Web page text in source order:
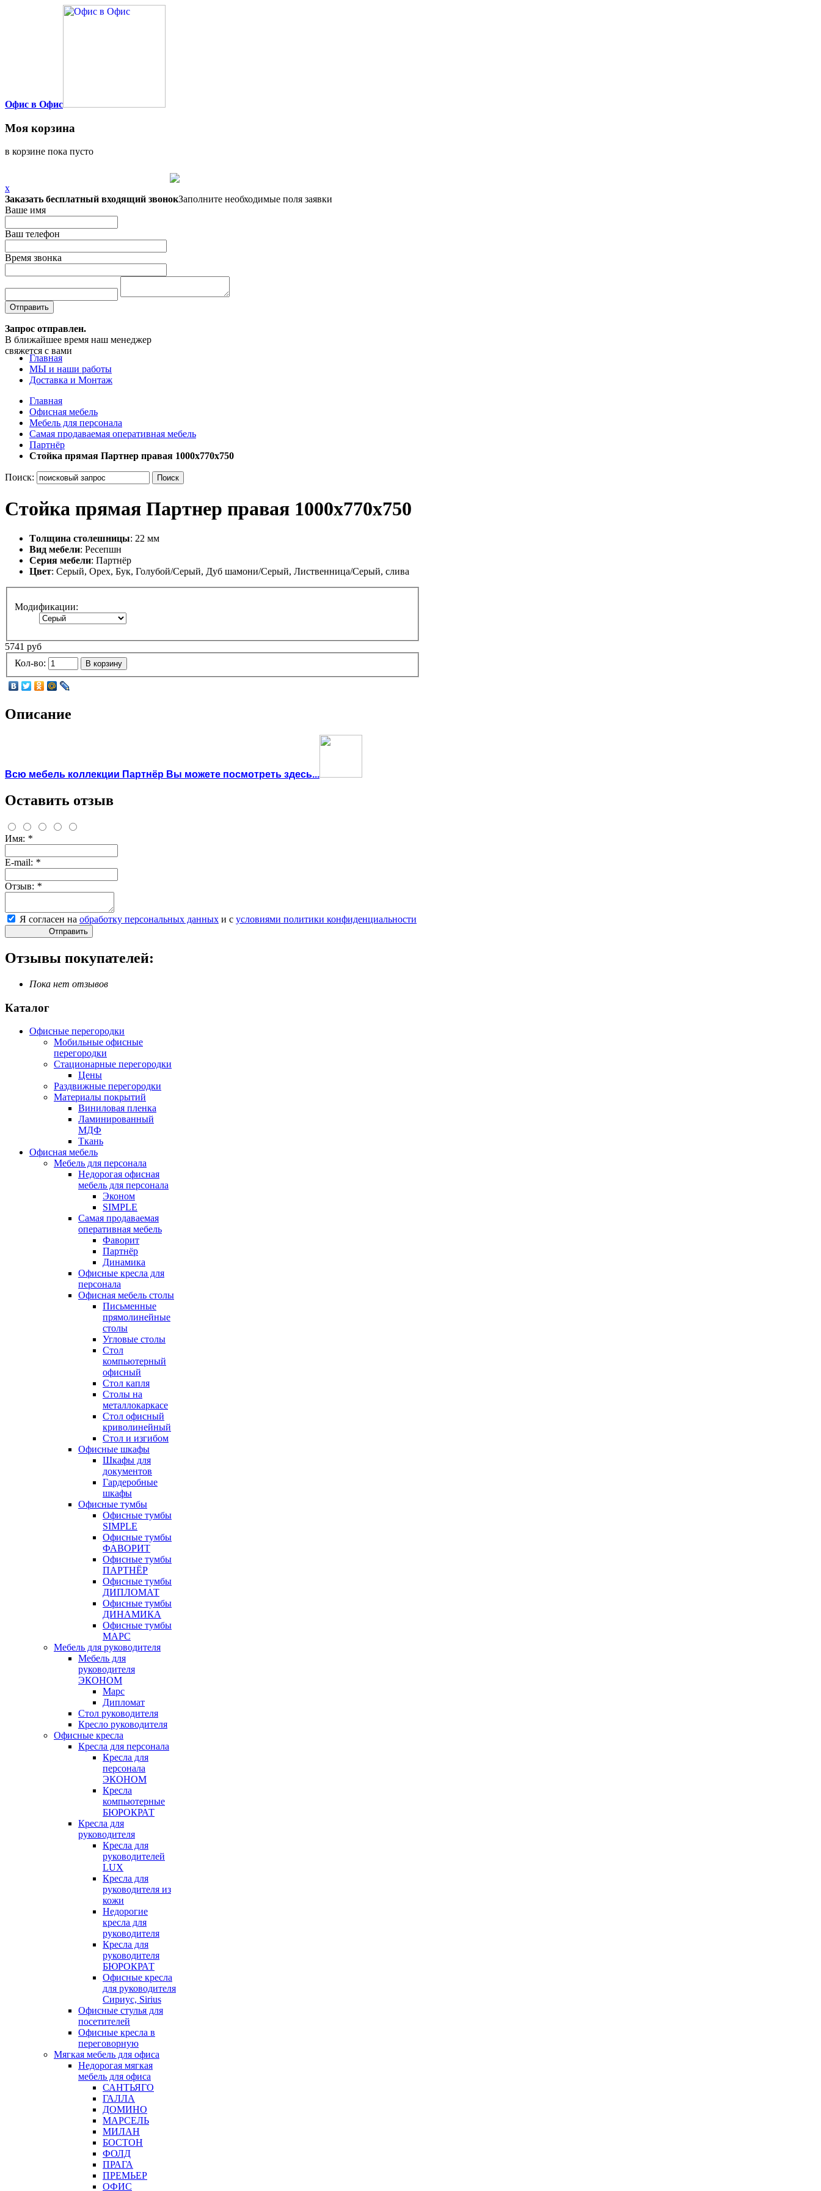
Офис в Офис
Моя корзина
в корзине пока пусто
x
Заказать бесплатный входящий звонокЗаполните необходимые поля заявки
Ваше имя
Ваш телефон
Время звонка
Отправить
Запрос отправлен.
В ближайшее время наш менеджер
свяжется с вами
Главная
МЫ и наши работы
Доставка и Монтаж
Главная
Офисная мебель
Мебель для персонала
Самая продаваемая оперативная мебель
Партнёр
Стойка прямая Партнер правая 1000х770х750
Поиск: Поиск
Стойка прямая Партнер правая 1000х770х750
Tолщина столешницы: 22 мм
Вид мебели: Ресепшн
Серия мебели: Партнёр
Цвет: Серый, Орех, Бук, Голубой/Серый, Дуб шамони/Серый, Лиственница/Серый, слива
Модификации:
5741 руб
Кол-во:
В корзину
Описание
Всю мебель коллекции Партнёр Вы можете посмотреть здесь...
Оставить отзыв
Имя: *
E-mail: *
Отзыв: *
Я согласен на обработку персональных данных и с условиями политики конфиденциальности
Отправить
Отзывы покупателей:
Пока нет отзывов
Каталог
Офисные перегородки
Мобильные офисные
перегородки
Стационарные перегородки
Цены
Раздвижные перегородки
Материалы покрытий
Виниловая пленка
Ламинированный
МДФ
Ткань
Офисная мебель
Мебель для персонала
Недорогая офисная
мебель для персонала
Эконом
SIMPLE
Самая продаваемая
оперативная мебель
Фаворит
Партнёр
Динамика
Офисные кресла для
персонала
Офисная мебель столы
Письменные
прямолинейные
столы
Угловые столы
Стол
компьютерный
офисный
Стол капля
Столы на
металлокаркасе
Стол офисный
криволинейный
Стол и изгибом
Офисные шкафы
Шкафы для
документов
Гардеробные
шкафы
Офисные тумбы
Офисные тумбы
SIMPLE
Офисные тумбы
ФАВОРИТ
Офисные тумбы
ПАРТНЁР
Офисные тумбы
ДИПЛОМАТ
Офисные тумбы
ДИНАМИКА
Офисные тумбы
МАРС
Мебель для руководителя
Мебель для
руководителя
ЭКОНОМ
Марс
Дипломат
Стол руководителя
Кресло руководителя
Офисные кресла
Кресла для персонала
Кресла для
персонала
ЭКОНОМ
Кресла
компьютерные
БЮРОКРАТ
Кресла для
руководителя
Кресла для
руководителей
LUX
Кресла для
руководителя из
кожи
Недорогие
кресла для
руководителя
Кресла для
руководителя
БЮРОКРАТ
Офисные кресла
для руководителя
Сириус, Sirius
Офисные стулья для
посетителей
Офисные кресла в
переговорную
Мягкая мебель для офиса
Недорогая мягкая
мебель для офиса
САНТЬЯГО
ГАЛЛА
ДОМИНО
МАРСЕЛЬ
МИЛАН
БОСТОН
ФОЛД
ПРАГА
ПРЕМЬЕР
ОФИС